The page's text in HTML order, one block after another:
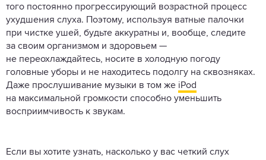
того постоянно прогрессирующий возрастной процесс
ухудшения слуха. Поэтому, используя ватные палочки
при чистке ушей, будьте аккуратны и, вообще, следите
за своим организмом и здоровьем —
не переохлаждайтесь, носите в холодную погоду
головные уборы и не находитесь подолгу на сквозняках.
Даже прослушивание музыки в том же iPod
на максимальной громкости способно уменьшить
восприимчивость к звукам.
Если вы хотите узнать, насколько у вас четкий слух